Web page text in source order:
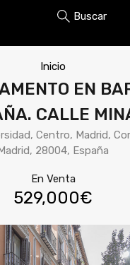
Buscar
Inicio
EN
CALLE
Centro, Madrid,
28004, España
En Venta
529,000€